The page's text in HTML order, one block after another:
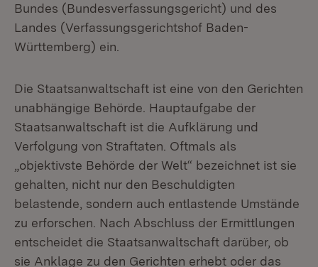
Bundes (Bundesverfassungsgericht) und des
Landes (Verfassungsgerichtshof Baden-
Württemberg) ein.
Die Staatsanwaltschaft ist eine von den Gerichten
unabhängige Behörde. Hauptaufgabe der
Staatsanwaltschaft ist die Aufklärung und
Verfolgung von Straftaten. Oftmals als
„objektivste Behörde der Welt“ bezeichnet ist sie
gehalten, nicht nur den Beschuldigten
belastende, sondern auch entlastende Umstände
zu erforschen. Nach Abschluss der Ermittlungen
entscheidet die Staatsanwaltschaft darüber, ob
sie Anklage zu den Gerichten erhebt oder das